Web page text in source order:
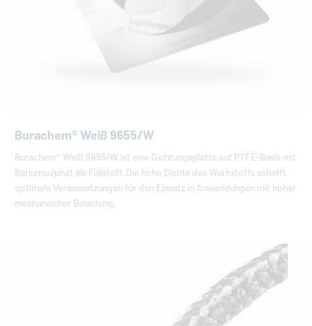
Burachem® Weiß 9655/W
Burachem® Weiß 9655/W ist eine Dichtungsplatte auf PTFE-Basis mit
Bariumsulphat als Füllstoff. Die hohe Dichte des Werkstoffs schafft
optimale Voraussetzungen für den Einsatz in Anwendungen mit hoher
mechanischer Belastung.